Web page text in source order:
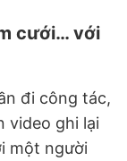
cưới… với
đi công tác,
video ghi lại
một người